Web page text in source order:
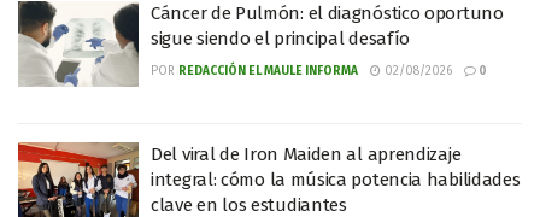
Cáncer de Pulmón: el diagnóstico oportuno
sigue siendo el principal desafío
POR REDACCIÓN EL MAULE INFORMA 02/08/2026 0
Del viral de Iron Maiden al aprendizaje
integral: cómo la música potencia habilidades
clave en los estudiantes